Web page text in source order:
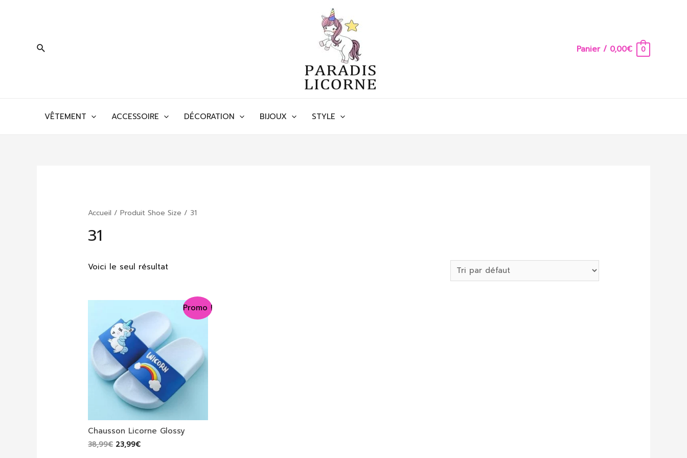
Rechercher Panier/ 0,00€ 0
VÊTEMENT ACCESSOIRE DÉCORATION BIJOUX STYLE
Accueil / Produit Shoe Size / 31
31
Voici le seul résultat
Promo !
Chausson Licorne Glossy
38,99€ Le
23,99€Le